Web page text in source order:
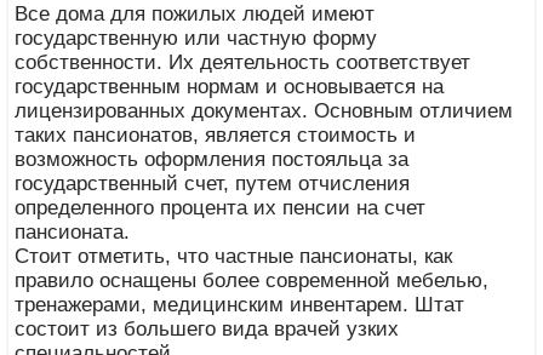
Все дома для пожилых людей имеют
государственную или частную форму
собственности. Их деятельность соответствует
государственным нормам и основывается на
лицензированных документах. Основным отличием
таких пансионатов, является стоимость и
возможность оформления постояльца за
государственный счет, путем отчисления
определенного процента их пенсии на счет
пансионата.
Стоит отметить, что частные пансионаты, как
правило оснащены более современной мебелью,
тренажерами, медицинским инвентарем. Штат
состоит из большего вида врачей узких